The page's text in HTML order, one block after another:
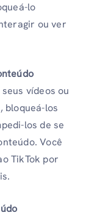
lo
ou ver
vídeos ou
bloqueá-los
los de se
Você
TikTok por